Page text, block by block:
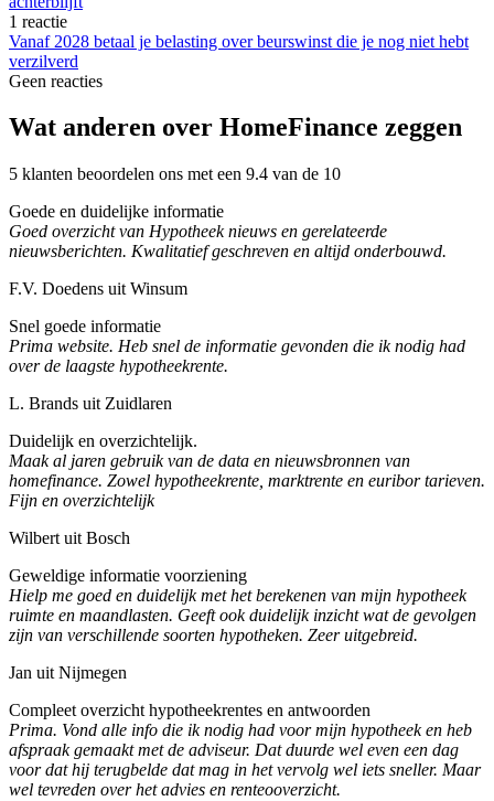
1 reactie
Vanaf 2028 betaal je belasting over beurswinst die je nog niet hebt
verzilverd
Geen reacties
Wat anderen over HomeFinance zeggen
5 klanten beoordelen ons met een 9.4 van de 10
Goede en duidelijke informatie
Goed overzicht van Hypotheek nieuws en gerelateerde
nieuwsberichten. Kwalitatief geschreven en altijd onderbouwd.
F.V. Doedens uit Winsum
Snel goede informatie
Prima website. Heb snel de informatie gevonden die ik nodig had
over de laagste hypotheekrente.
L. Brands uit Zuidlaren
Duidelijk en overzichtelijk.
Maak al jaren gebruik van de data en nieuwsbronnen van
homefinance. Zowel hypotheekrente, marktrente en euribor tarieven.
Fijn en overzichtelijk
Wilbert uit Bosch
Geweldige informatie voorziening
Hielp me goed en duidelijk met het berekenen van mijn hypotheek
ruimte en maandlasten. Geeft ook duidelijk inzicht wat de gevolgen
zijn van verschillende soorten hypotheken. Zeer uitgebreid.
Jan uit Nijmegen
Compleet overzicht hypotheekrentes en antwoorden
Prima. Vond alle info die ik nodig had voor mijn hypotheek en heb
afspraak gemaakt met de adviseur. Dat duurde wel even een dag
voor dat hij terugbelde dat mag in het vervolg wel iets sneller. Maar
wel tevreden over het advies en renteooverzicht.